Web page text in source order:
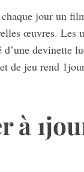
jour un
œuvres. Les
devinette
de jeu rend
à